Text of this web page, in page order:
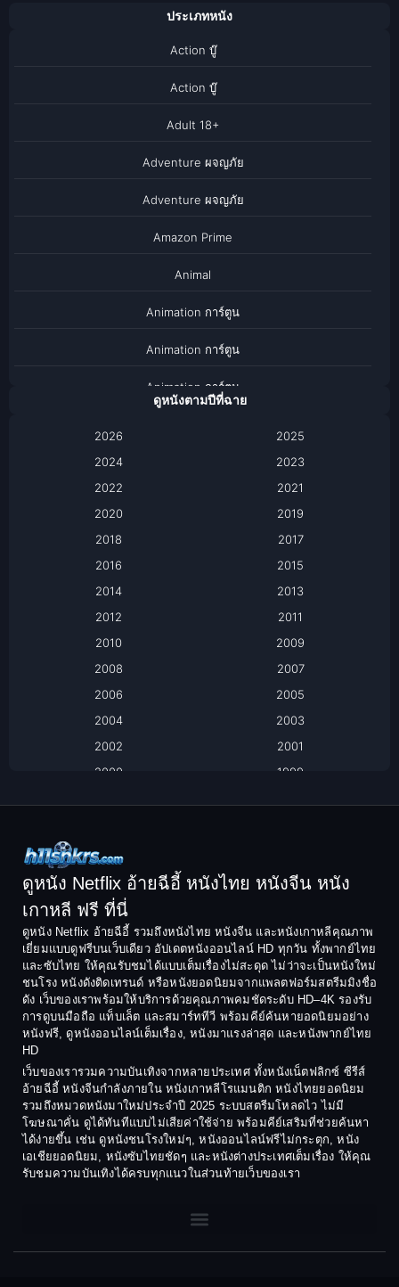
ประเภทหนัง
Action บู๊
Action บู๊
Adult 18+
Adventure ผจญภัย
Adventure ผจญภัย
Amazon Prime
Animal
Animation การ์ตูน
Animation การ์ตูน
Animation การ์ตูน
Based on a True Story เรื่องจริง
Based on a True Story เรื่องจริง
Comedy ตลก
Coming-of-age ชีวิตวัยรุ่น
Crime อาชญากรรม
Crime อาชญากรรม
Culture
Dance เต้น
Dark Comedy ตลกร้าย
ดูหนังตามปีที่ฉาย
2026
2025
2024
2023
2022
2021
2020
2019
2018
2017
2016
2015
2014
2013
2012
2011
2010
2009
2008
2007
2006
2005
2004
2003
2002
2001
2000
1999
1994
1992
1991
1990
1988
1987
1986
1985
1984
1983
1982
1981
1980
1978
1974
1973
1972
1971
1970
1969
1968
1964
ดูหนัง Netflix อ้ายฉีอี้ หนังไทย หนังจีน หนัง
เกาหลี ฟรี ที่นี่
ดูหนัง Netflix อ้ายฉีอี้ รวมถึงหนังไทย หนังจีน และหนังเกาหลีคุณภาพ
เยี่ยมแบบดูฟรีบนเว็บเดียว อัปเดตหนังออนไลน์ HD ทุกวัน ทั้งพากย์ไทย
และซับไทย ให้คุณรับชมได้แบบเต็มเรื่องไม่สะดุด ไม่ว่าจะเป็นหนังใหม่
ชนโรง หนังดังติดเทรนด์ หรือหนังยอดนิยมจากแพลตฟอร์มสตรีมมิงชื่อ
ดัง เว็บของเราพร้อมให้บริการด้วยคุณภาพคมชัดระดับ HD–4K รองรับ
การดูบนมือถือ แท็บเล็ต และสมาร์ททีวี พร้อมคีย์ค้นหายอดนิยมอย่าง
หนังฟรี, ดูหนังออนไลน์เต็มเรื่อง, หนังมาแรงล่าสุด และหนังพากย์ไทย
HD
เว็บของเรารวมความบันเทิงจากหลายประเทศ ทั้งหนังเน็ตฟลิกซ์ ซีรีส์
อ้ายฉีอี้ หนังจีนกำลังภายใน หนังเกาหลีโรแมนติก หนังไทยยอดนิยม
รวมถึงหมวดหนังมาใหม่ประจำปี 2025 ระบบสตรีมโหลดไว ไม่มี
โฆษณาคั่น ดูได้ทันทีแบบไม่เสียค่าใช้จ่าย พร้อมคีย์เสริมที่ช่วยค้นหา
ได้ง่ายขึ้น เช่น ดูหนังชนโรงใหม่ๆ, หนังออนไลน์ฟรีไม่กระตุก, หนัง
เอเชียยอดนิยม, หนังซับไทยชัดๆ และหนังต่างประเทศเต็มเรื่อง ให้คุณ
รับชมความบันเทิงได้ครบทุกแนวในส่วนท้ายเว็บของเรา